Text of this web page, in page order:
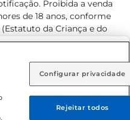
como deseja receber
Proibida a venda
de 18 anos, conforme
(Estatuto da Criança e do
exclusivos para o
on-line é de R$
Configurar privacidade
Rejeitar todos